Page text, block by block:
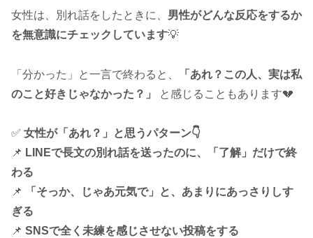
女性は、別れ話をしたときに、 男性がどんな反応をするか
を無意識にチェックしています💡
「分かった」と一言で終わると、
「あれ？この人、実は私
のこと好きじゃなかった？」
と感じることもあります💔
✅ 女性が「あれ？」と思うパターン👇
📌 LINEで長文の別れ話を送ったのに、「了解」だけで終
わる
📌
「そっか、じゃあ元気で」と、あまりにあっさりしす
ぎる
📌 SNSで全く未練を感じさせない投稿をする